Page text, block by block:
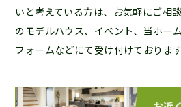
いと考えている方は、お気軽にご相
のモデルハウス、イベント、当ホー
フォームなどにて受け付けております